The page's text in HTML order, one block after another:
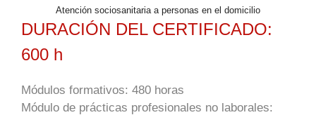
Atención sociosanitaria a personas en el domicilio
DURACIÓN DEL CERTIFICADO:
600 h
Módulos formativos: 480 horas
Módulo de prácticas profesionales no laborales: